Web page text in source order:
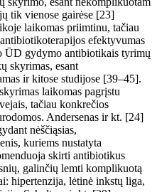
tik vienose gairėse [23]
laikomas priimtinu, tačiau
efektyvumas
ŪD gydymo antibiotikais tyrimų
skyrimas, esant
ir kitose studijose [39–45].
laikomas pagrįstu
tačiau konkrečios
Andersenas ir kt. [24]
nėščiąsias,
kuriems nustatyta
skirti antibiotikus
galinčių lemti komplikuotą
hipertenzija, lėtinė inkstų liga,